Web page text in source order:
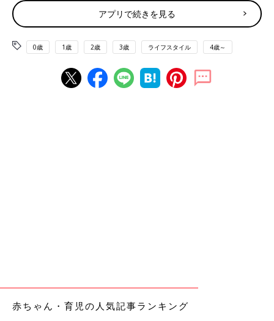
ちょこっとおでかけやランチ用にも！素材感がかわいい～
バッグ
サイズ（約）：縦19×横24.5×マチ13cm 持ち手30cmでジュート
素材バッグは小ぶりでちょこっとおでかけやランチBOXを入れる
のにぴったり！
アプリで続きを見る
0歳 1歳 2歳 3歳 ライフスタイル 4歳～
赤ちゃん・育児の人気記事ランキング